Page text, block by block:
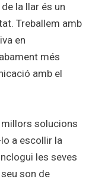
de la llar és un
Treballem amb
en
més
amb el
solucions
a escollir la
les seves
son de